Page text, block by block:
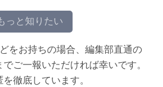
っと知りたい
をお持ちの場合、編集部直通の
ご一報いただければ幸いです。
徹底しています。